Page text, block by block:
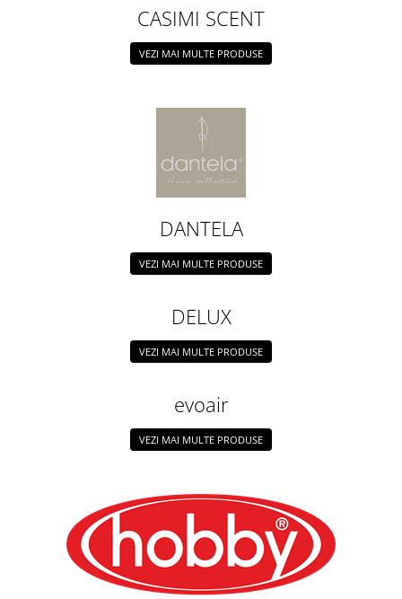
Lenjerii De Pat Creponate
Lenjerii De Pat Bumbac Poplin,
Lenjerii De Pat Bumbac Satinat 2
Lenjerii De Pat Volanase
Lenjerii De Pat, Finet Premium 3D,
Lenjerii De Pat Cocolino
Set Lenjerie Pat Blanita Iepure, 6
Piese, Cu Pilota Inclusa
Set Lenjerie De Pat, 7 Piese, Cu
Pilota / Cuvertura Inclusa
Set Lenjerie De Pat Jacquard Regal,
11 Piese, Cuvertura Inclusa
Lenjerii Damasc Egiptean King Size
CASIMI SCENT
VEZI MAI MULTE PRODUSE
DANTELA
VEZI MAI MULTE PRODUSE
DELUX
VEZI MAI MULTE PRODUSE
evoair
VEZI MAI MULTE PRODUSE